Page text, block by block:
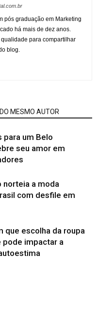
pós graduação em Marketing
há mais de dez anos.
para compartilhar
blog.
MESMO AUTOR
para um Belo
seu amor em
norteia a moda
com desfile em
que escolha da roupa
pode impactar a